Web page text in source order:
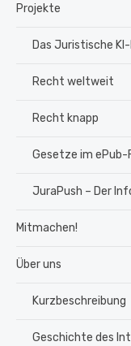
Projekte
Das Juristische
Recht weltweit
Recht knapp
Gesetze im
JuraPush – Der
Mitmachen!
Über uns
Kurzbeschreibung
Geschichte des